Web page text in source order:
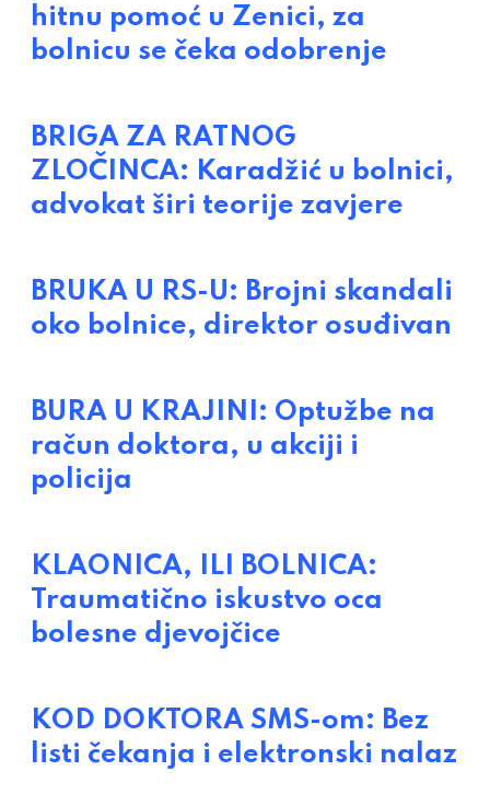
hitnu pomoć u Zenici, za
bolnicu se čeka odobrenje
BRIGA ZA RATNOG
ZLOČINCA: Karadžić u bolnici,
advokat širi teorije zavjere
BRUKA U RS-U: Brojni skandali
oko bolnice, direktor osuđivan
BURA U KRAJINI: Optužbe na
račun doktora, u akciji i
policija
KLAONICA, ILI BOLNICA:
Traumatično iskustvo oca
bolesne djevojčice
KOD DOKTORA SMS-om: Bez
listi čekanja i elektronski nalaz